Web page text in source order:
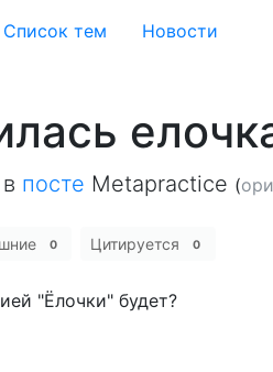
Cписок тем Новости
в посте Metapractice (
0 Цитируется 0
"Ёлочки" будет?